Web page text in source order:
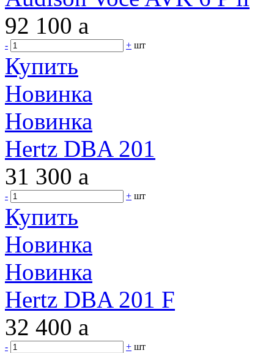
92 100 a
- + шт
Купить
Новинка
Новинка
Hertz DBA 201
31 300 a
- + шт
Купить
Новинка
Новинка
Hertz DBA 201 F
32 400 a
- + шт